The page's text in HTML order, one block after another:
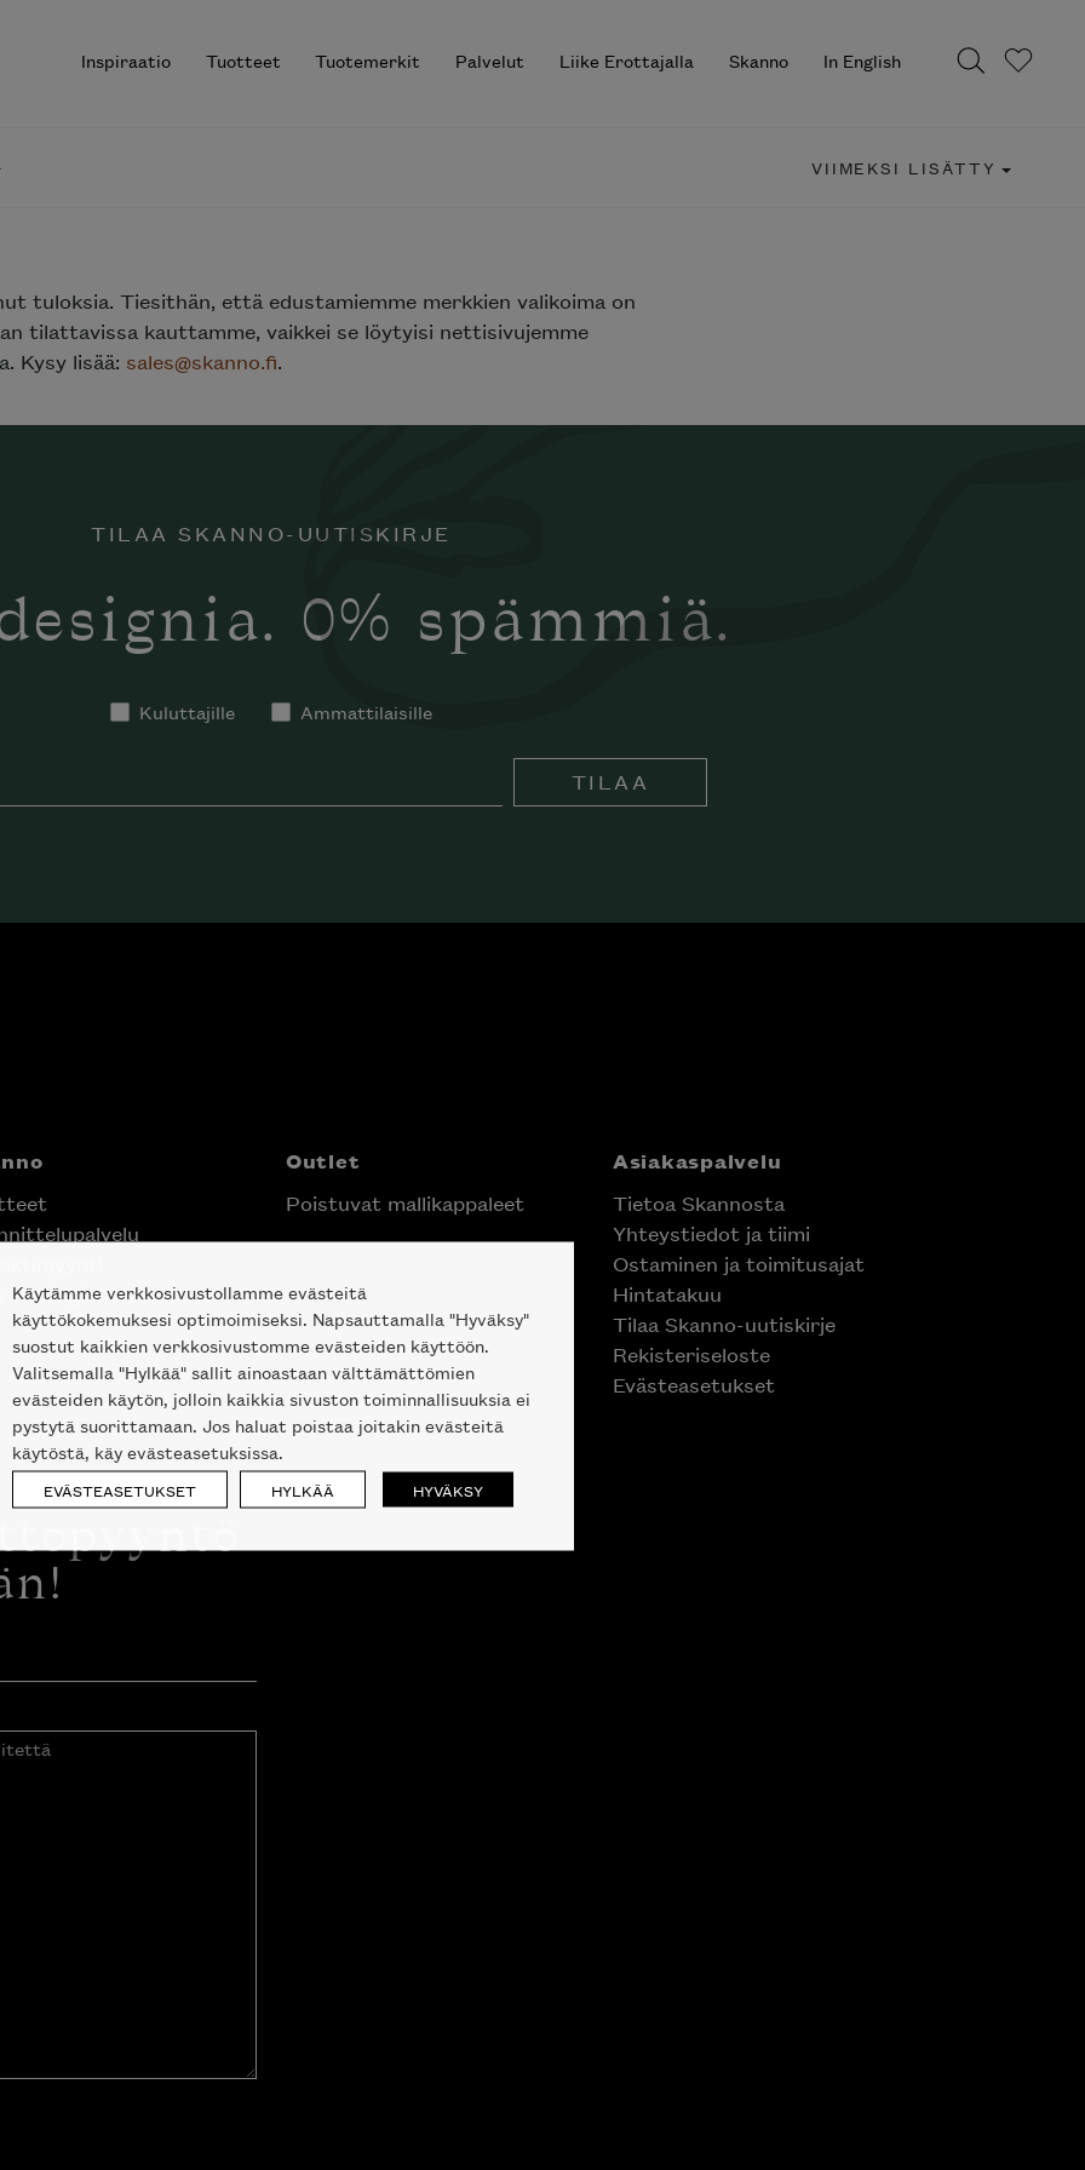
Inspiraatio Tuotteet Tuotemerkit Palvelut Liike Erottajalla Skanno In English
VIIMEKSI LISÄTTY
tuloksia. Tiesithän, että edustamiemme merkkien valikoima on
tilattavissa kauttamme, vaikkei se löytyisi nettisivujemme
Kysy lisää: sales@skanno.fi.
TILAA SKANNO-UUTISKIRJE
0% spämmiä.
Kuluttajille Ammattilaisille
TILAA
Helsingin keskustassa
Outlet
Poistuvat mallikappaleet
Asiakaspalvelu
Tietoa Skannosta
Yhteystiedot ja tiimi
Ostaminen ja toimitusajat
Hintatakuu
Tilaa Skanno-uutiskirje
Rekisteriseloste
Evästeasetukset
Käytämme verkkosivustollamme evästeitä
käyttökokemuksesi optimoimiseksi. Napsauttamalla "Hyväksy"
suostut kaikkien verkkosivustomme evästeiden käyttöön.
Valitsemalla "Hylkää" sallit ainoastaan välttämättömien
evästeiden käytön, jolloin kaikkia sivuston toiminnallisuuksia ei
pystytä suorittamaan. Jos haluat poistaa joitakin evästeitä
käytöstä, käy evästeasetuksissa.
EVÄSTEASETUKSET HYLKÄÄ HYVÄKSY